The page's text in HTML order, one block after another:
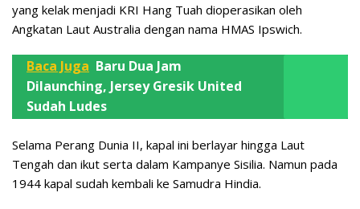
yang kelak menjadi KRI Hang Tuah dioperasikan oleh
Angkatan Laut Australia dengan nama HMAS Ipswich.
Baca Juga Baru Dua Jam
Dilaunching, Jersey Gresik United
Sudah Ludes
Selama Perang Dunia II, kapal ini berlayar hingga Laut
Tengah dan ikut serta dalam Kampanye Sisilia. Namun pada
1944 kapal sudah kembali ke Samudra Hindia.